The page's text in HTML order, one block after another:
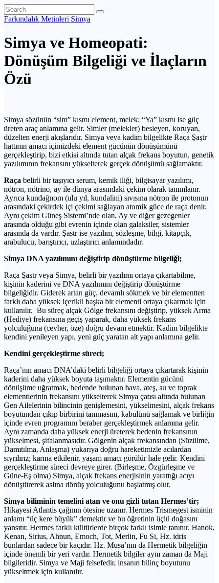
Farkındalık Metinleri Simya
Simya ve Homeopati:
Dönüşüm Bilgeliği ve İlaçların
Özü
Simya sözünün “sim” kısmı element, melek; “Ya” kısmı ise güç
üreten araç anlamına gelir. Simler (melekler) besleyen, koruyan,
düzelten enerji akışlarıdır. Simya veya kadim bilgelikte Raça Şaştr
hattının amacı içimizdeki element gücünün dönüşümünü
gerçekleştirip, bizi etkisi altında tutan alçak frekans boyutun, genetik
yazılımının frekansını yükselterek gerçek dönüşümü sağlamaktır.
Raça belirli bir taşıyıcı serum, kemik iliği, bilgisayar yazılımı,
nötron, nötrino, ay ile dünya arasındaki çekim olarak tanımlanır.
Ayrıca kundağnom (ulu yıl, kundalini) sıvısına nötron ile protonun
arasındaki çekirdek içi çekimi sağlayan atomik güce de raça denir.
Aynı çekim Güneş Sistemi’nde olan, Ay ve diğer gezegenler
arasında olduğu gibi evrenin içinde olan galaksiler, sistemler
arasında da vardır. Şastr ise yazılım, sözleşme, bilgi, kitapçık,
arabulucu, barıştırıcı, uzlaştırıcı anlamındadır.
Simya DNA yazılımını değiştirip dönüştürme bilgeliği;
Raça Şastr veya Simya, belirli bir yazılımı ortaya çıkartabilme,
kişinin kaderini ve DNA yazılımını değiştirip dönüştürme
bilgeliğidir. Giderek artan güç, devamlı sökmek ve bir elementten
farklı daha yüksek içerikli başka bir elementi ortaya çıkarmak için
kullanılır. Bu süreç alçak Gölge frekansını değiştirip, yüksek Arma
(Hediye) frekansına geçiş yaparak, daha yüksek frekans
yolculuğuna (cevher, öze) doğru devam etmektir. Kadim bilgelikte
kendini yenileyen yapı, yeni güç yaratan alt yapı anlamına gelir.
Kendini gerçekleştirme süreci;
Raça’nın amacı DNA’daki belirli bilgeliği ortaya çıkartarak kişinin
kaderini daha yüksek boyuta taşımaktır. Elementin gücünü
dönüşüme uğratmak, bedende bulunan hava, ateş, su ve toprak
elementlerinin frekansını yükselterek Simya çatısı altında bulunan
Gen Ailelerinin bilincinin genişlemesini, yükselmesini, alçak frekans
boyutundan çıkıp birbirini tanımasını, kabulünü sağlamak ve birliğin
içinde evren programını beraber gerçekleştirmek anlamına gelir.
Aynı zamanda daha yüksek enerji üreterek bedenin frekansının
yükselmesi, şifalanmasıdır. Gölgenin alçak frekansından (Süzülme,
Damıtılma, Anlaşma) yukarıya doğru hareketimizle acılardan
sıyrılırız; karma etkilenir, yaşam amacı görülür hale gelir. Kendini
gerçekleştirme süreci devreye girer. (Birleşme, Özgürleşme ve
Güne-Eş olma) Simya, alçak frekans enerjisinin yarattığı acıyı
dönüştürerek aslına dönüş yolculuğunu başlatmış olur.
Simya biliminin temelini atan ve onu gizli tutan Hermes’tir;
Hikayesi Atlantis çağının ötesine uzanır. Hermes Trismegest isminin
anlamı “üç kere büyük” demektir ve bu öğretinin üçlü doğasını
yansıtır. Hermes farklı kültürlerde birçok farklı isimle tanınır. Hanok,
Kenan, Sirius, Ahnun, Emoch, Tot, Merlin, Fu Si, Hz. idris
bunlardan sadece bir kaçıdır. Hz. Musa’nın da Hermetik bilgeliğin
içinde önemli bir yeri vardır. Hermetik bilgiler aynı zaman da Maji
bilgileridir. Simya ve Maji felsefedir, insanın bilinç boyutunu
yükseltmek için kullanılır.